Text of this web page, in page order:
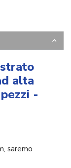
alta
-
saremo